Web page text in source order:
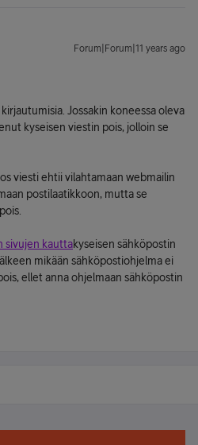
Forum|Forum|11 years ago
Jossakin koneessa oleva
kyseisen viestin pois, jolloin se
viesti ehtii vilahtamaan webmailin
postilaatikkoon, mutta se
sivujen kauttakyseisen sähköpostin
mikään sähköpostiohjelma ei
ellet anna ohjelmaan sähköpostin